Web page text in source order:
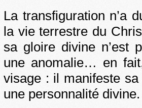
La transfiguration n’a
la vie terrestre du
sa gloire divine n’est
une anomalie… en
visage : il manifeste
une personnalité divine.